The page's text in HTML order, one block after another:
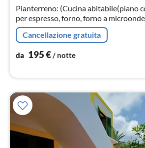
Pianterreno: (Cucina abitabile(piano
per espresso, forno, forno a
frigo con congelatore, Spremiagrumi)
Cancellazione gratuita
da 195€/ notte